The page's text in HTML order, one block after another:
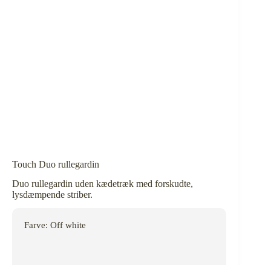
Touch Duo rullegardin
Duo rullegardin uden kædetræk med forskudte,
lysdæmpende striber.
Farve: Off white